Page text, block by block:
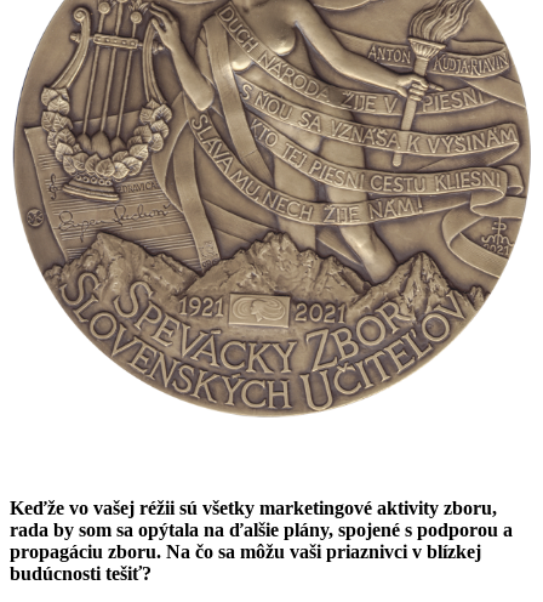
Keďže vo vašej réžii sú všetky marketingové aktivity zboru,
rada by som sa opýtala na ďalšie plány, spojené s podporou a
propagáciu zboru. Na čo sa môžu vaši priaznivci v blízkej
budúcnosti tešiť?